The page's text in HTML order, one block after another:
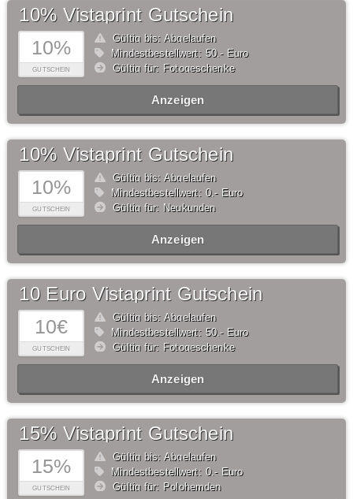
10%
GUTSCHEIN
10% Vistaprint Gutschein
Gültig bis: Abgelaufen
Mindestbestellwert: 50,- Euro
Gültig für: Fotogeschenke
Anzeigen
10%
GUTSCHEIN
10% Vistaprint Gutschein
Gültig bis: Abgelaufen
Mindestbestellwert: 0,- Euro
Gültig für: Neukunden
Anzeigen
10€
GUTSCHEIN
10 Euro Vistaprint Gutschein
Gültig bis: Abgelaufen
Mindestbestellwert: 50,- Euro
Gültig für: Fotogeschenke
Anzeigen
15%
GUTSCHEIN
15% Vistaprint Gutschein
Gültig bis: Abgelaufen
Mindestbestellwert: 0,- Euro
Gültig für: Polohemden